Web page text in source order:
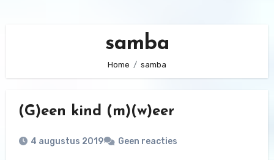
samba
Home samba
(G)een kind (m)(w)eer
4 augustus 2019 Geen reacties